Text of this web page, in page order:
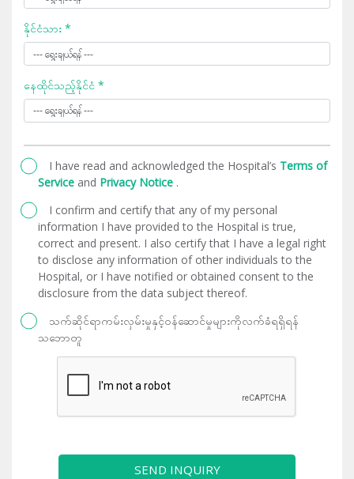
နိုင်ငံသား *
နေထိုင်သည့်နိုင်ငံ *
I have read and acknowledged the Hospital’s Terms of
Service and Privacy Notice .
I confirm and certify that any of my personal
information I have provided to the Hospital is true,
correct and present. I also certify that I have a legal right
to disclose any information of other individuals to the
Hospital, or I have notified or obtained consent to the
disclosure from the data subject thereof.
သက်ဆိုင်ရာကမ်းလှမ်းမှုနှင့်ဝန်ဆောင်မှုများကိုလက်ခံရရှိရန်
သဘောတူ
SEND INQUIRY